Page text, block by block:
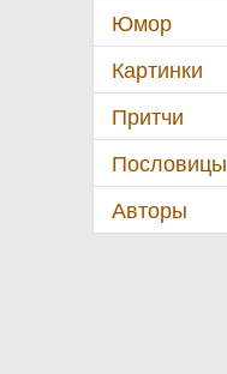
Юмор
Картинки
Притчи
Пословицы
Авторы